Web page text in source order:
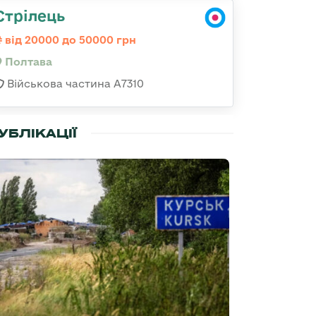
від 20000 до 50000 грн
Полтава
Військова частина A7310